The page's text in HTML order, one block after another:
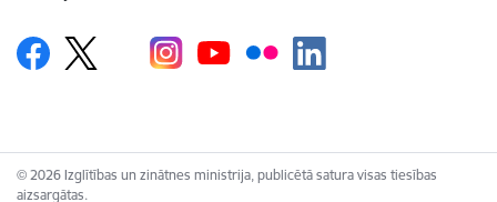
© 2026 Izglītības un zinātnes ministrija, publicētā satura visas tiesības
aizsargātas.